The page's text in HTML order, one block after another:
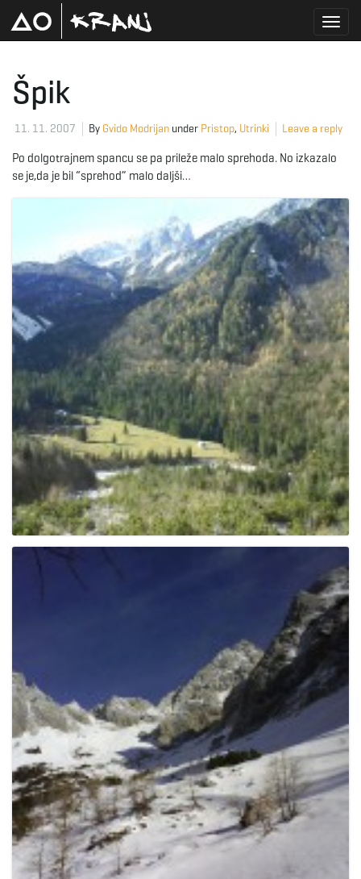
g
e
n
a
v
i
g
Špik
11. 11. 2007 By Gvido Modrijan under Pristop, Utrinki Leave a reply
Po dolgotrajnem spancu se pa prileže malo sprehoda. No izkazalo
se je,da je bil “sprehod” malo daljši…